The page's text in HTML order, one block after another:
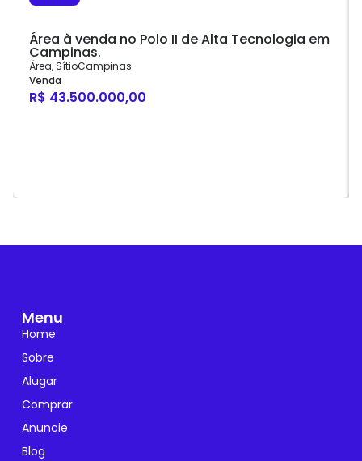
Área à venda no Polo II de Alta Tecnologia em
Campinas.
Área,SítioCampinas
Venda
R$ 43.500.000,00
Menu
Home
Sobre
Alugar
Comprar
Anuncie
Blog